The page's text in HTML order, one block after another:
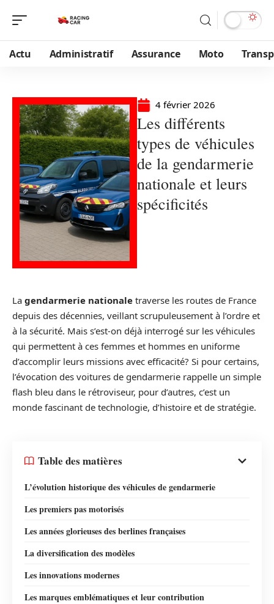
Actu Administratif Assurance Moto
4 février 2026
Les différents
types de véhicules
de la gendarmerie
nationale et leurs
spécificités
La gendarmerie nationale traverse les routes de France
depuis des décennies, veillant scrupuleusement à l’ordre et
à la sécurité. Mais s’est-on déjà interrogé sur les véhicules
qui permettent à ces femmes et hommes en uniforme
d’accomplir leurs missions avec efficacité? Si pour certains,
l’évocation des voitures de gendarmerie rappelle un simple
flash bleu dans le rétroviseur, pour d’autres, c’est un
monde fascinant de technologie, d’histoire et de stratégie.
Table des matières
L’évolution historique des véhicules de gendarmerie
Les premiers pas motorisés
Les années glorieuses des berlines françaises
La diversification des modèles
Les innovations modernes
Les marques emblématiques et leur contribution